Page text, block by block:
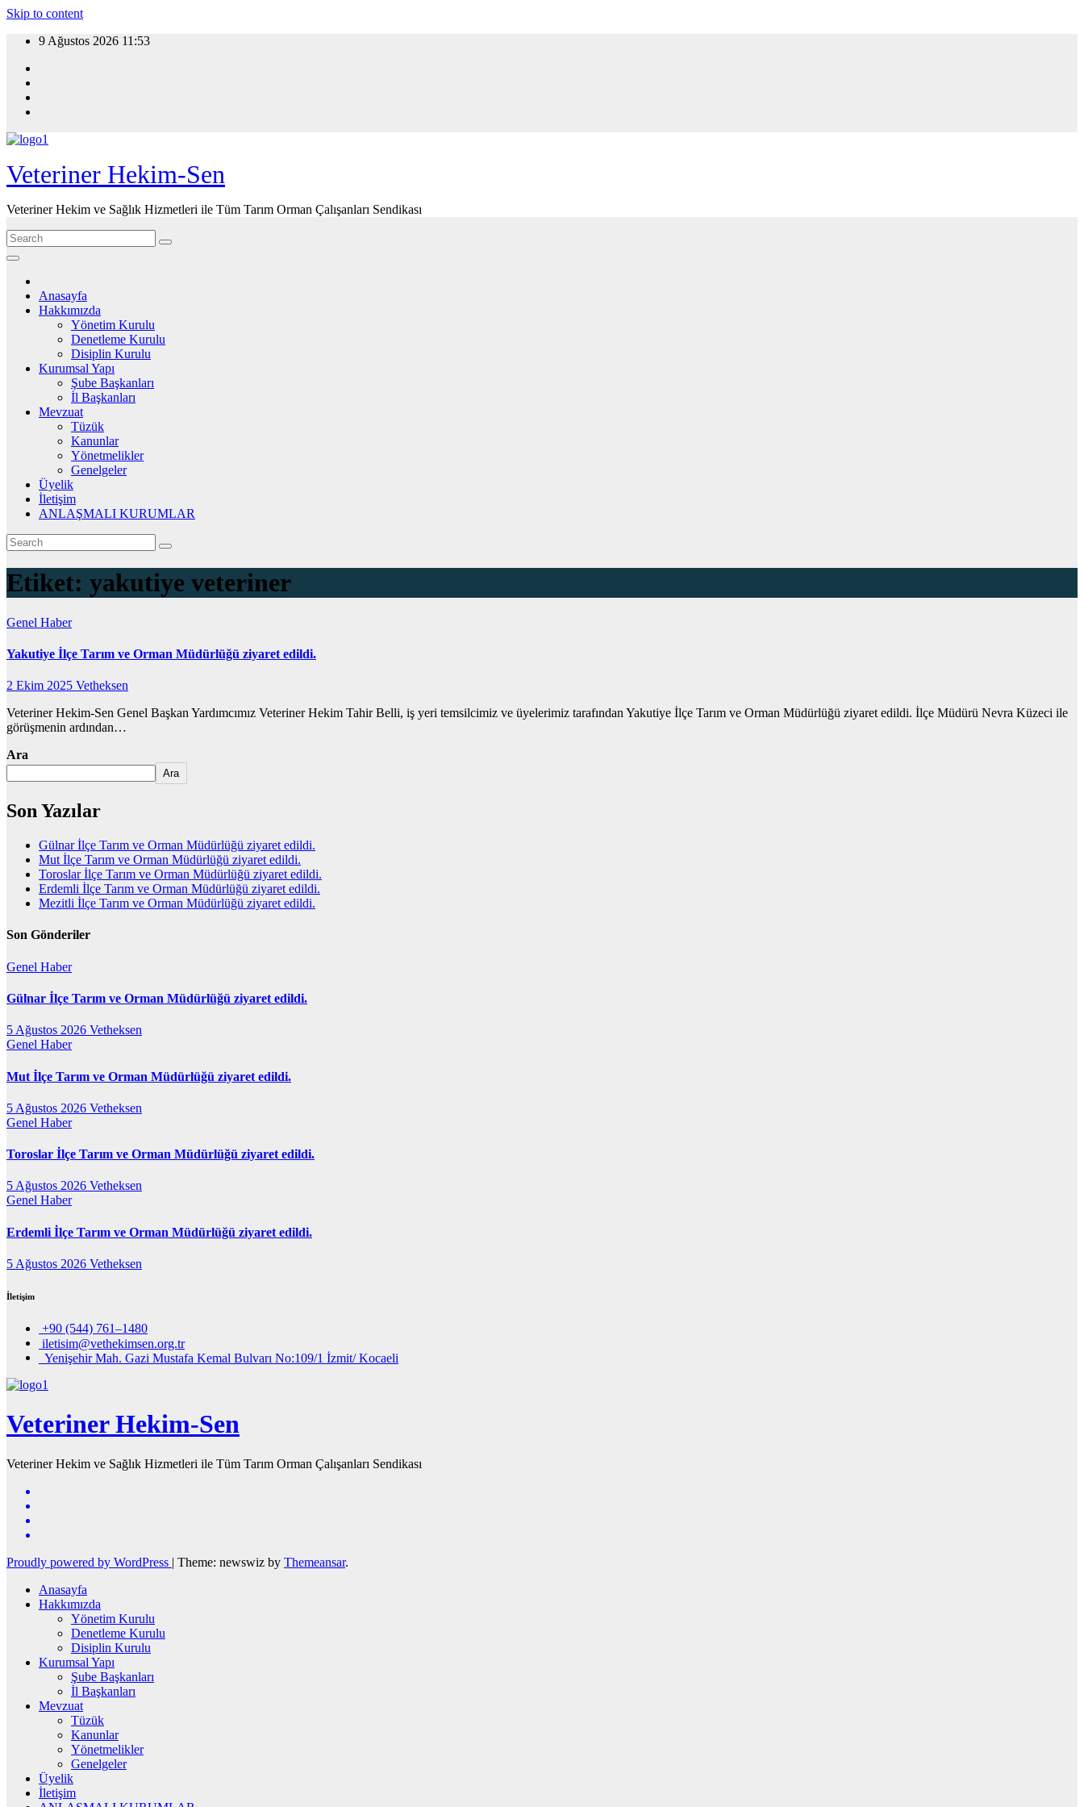
Skip to content
9 Ağustos 2026 11:53
Veteriner Hekim-Sen
Veteriner Hekim ve Sağlık Hizmetleri ile Tüm Tarım Orman Çalışanları Sendikası
Anasayfa
Hakkımızda
Yönetim Kurulu
Denetleme Kurulu
Disiplin Kurulu
Kurumsal Yapı
Şube Başkanları
İl Başkanları
Mevzuat
Tüzük
Kanunlar
Yönetmelikler
Genelgeler
Üyelik
İletişim
ANLAŞMALI KURUMLAR
Etiket: yakutiye veteriner
Genel Haber
Yakutiye İlçe Tarım ve Orman Müdürlüğü ziyaret edildi.
2 Ekim 2025 Vetheksen
Veteriner Hekim-Sen Genel Başkan Yardımcımız Veteriner Hekim Tahir Belli, iş yeri temsilcimiz ve üyelerimiz tarafından Yakutiye İlçe Tarım ve Orman Müdürlüğü ziyaret edildi. İlçe Müdürü Nevra Küzeci ile
görüşmenin ardından…
Ara
Ara
Son Yazılar
Gülnar İlçe Tarım ve Orman Müdürlüğü ziyaret edildi.
Mut İlçe Tarım ve Orman Müdürlüğü ziyaret edildi.
Toroslar İlçe Tarım ve Orman Müdürlüğü ziyaret edildi.
Erdemli İlçe Tarım ve Orman Müdürlüğü ziyaret edildi.
Mezitli İlçe Tarım ve Orman Müdürlüğü ziyaret edildi.
Son Gönderiler
Genel Haber
Gülnar İlçe Tarım ve Orman Müdürlüğü ziyaret edildi.
5 Ağustos 2026 Vetheksen
Genel Haber
Mut İlçe Tarım ve Orman Müdürlüğü ziyaret edildi.
5 Ağustos 2026 Vetheksen
Genel Haber
Toroslar İlçe Tarım ve Orman Müdürlüğü ziyaret edildi.
5 Ağustos 2026 Vetheksen
Genel Haber
Erdemli İlçe Tarım ve Orman Müdürlüğü ziyaret edildi.
5 Ağustos 2026 Vetheksen
İletişim
+90 (544) 761–1480
iletisim@vethekimsen.org.tr
Yenişehir Mah. Gazi Mustafa Kemal Bulvarı No:109/1 İzmit/ Kocaeli
Veteriner Hekim-Sen
Veteriner Hekim ve Sağlık Hizmetleri ile Tüm Tarım Orman Çalışanları Sendikası
Proudly powered by WordPress | Theme: newswiz by Themeansar.
Anasayfa
Hakkımızda
Yönetim Kurulu
Denetleme Kurulu
Disiplin Kurulu
Kurumsal Yapı
Şube Başkanları
İl Başkanları
Mevzuat
Tüzük
Kanunlar
Yönetmelikler
Genelgeler
Üyelik
İletişim